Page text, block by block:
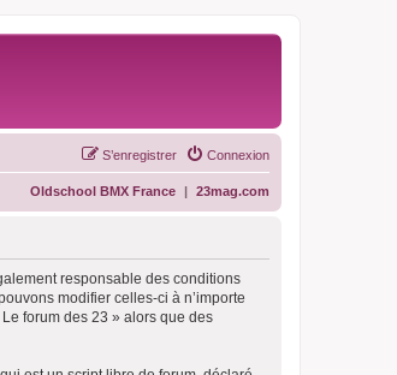
Connexion
S’enregistrer
23mag.com
|
Oldschool BMX France
responsable des conditions
modifier celles-ci à n’importe
forum des 23 » alors que des